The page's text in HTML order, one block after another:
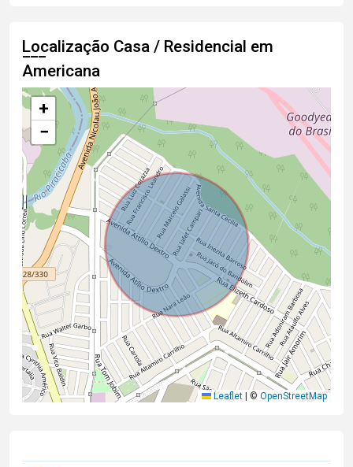
Localização Casa / Residencial em
Americana
+
−
Leaflet | © OpenStreetMap